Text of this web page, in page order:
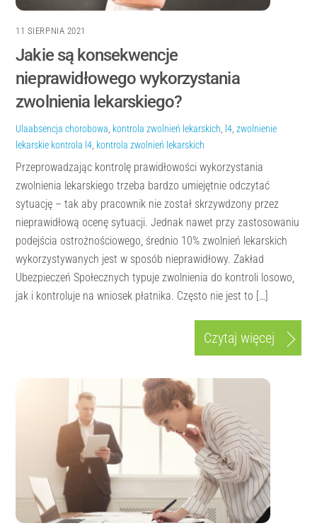
11 SIERPNIA 2021
Jakie są konsekwencje
nieprawidłowego wykorzystania
zwolnienia lekarskiego?
Ulaabsencja chorobowa, kontrola zwolnień lekarskich, l4,zwolnienie
lekarskie kontrola l4, kontrola zwolnień lekarskich
Przeprowadzając kontrolę prawidłowości wykorzystania
zwolnienia lekarskiego trzeba bardzo umiejętnie odczytać
sytuację – tak aby pracownik nie został skrzywdzony przez
nieprawidłową ocenę sytuacji. Jednak nawet przy zastosowaniu
podejścia ostrożnościowego, średnio 10% zwolnień lekarskich
wykorzystywanych jest w sposób nieprawidłowy. Zakład
Ubezpieczeń Społecznych typuje zwolnienia do kontroli losowo,
jak i kontroluje na wniosek płatnika. Często nie jest to […]
Czytaj więcej